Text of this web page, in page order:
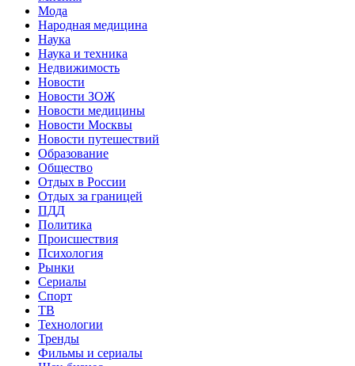
Мода
Народная медицина
Наука
Наука и техника
Недвижимость
Новости
Новости ЗОЖ
Новости медицины
Новости Москвы
Новости путешествий
Образование
Общество
Отдых в России
Отдых за границей
ПДД
Политика
Происшествия
Психология
Рынки
Сериалы
Спорт
ТВ
Технологии
Тренды
Фильмы и сериалы